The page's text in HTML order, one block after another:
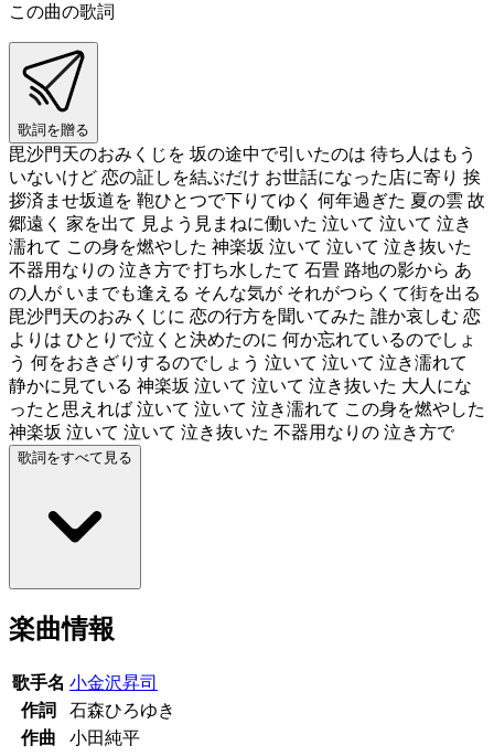
この曲の歌詞
歌詞を贈る
毘沙門天のおみくじを 坂の途中で引いたのは 待ち人はもう
いないけど 恋の証しを結ぶだけ お世話になった店に寄り 挨
拶済ませ坂道を 鞄ひとつで下りてゆく 何年過ぎた 夏の雲 故
郷遠く 家を出て 見よう見まねに働いた 泣いて 泣いて 泣き
濡れて この身を燃やした 神楽坂 泣いて 泣いて 泣き抜いた
不器用なりの 泣き方で 打ち水したて 石畳 路地の影から あ
の人が いまでも逢える そんな気が それがつらくて街を出る
毘沙門天のおみくじに 恋の行方を聞いてみた 誰か哀しむ 恋
よりは ひとりで泣くと決めたのに 何か忘れているのでしょ
う 何をおきざりするのでしょう 泣いて 泣いて 泣き濡れて
静かに見ている 神楽坂 泣いて 泣いて 泣き抜いた 大人にな
ったと思えれば 泣いて 泣いて 泣き濡れて この身を燃やした
神楽坂 泣いて 泣いて 泣き抜いた 不器用なりの 泣き方で
歌詞をすべて見る
楽曲情報
歌手名 小金沢昇司
作詞
石森ひろゆき
作曲
小田純平